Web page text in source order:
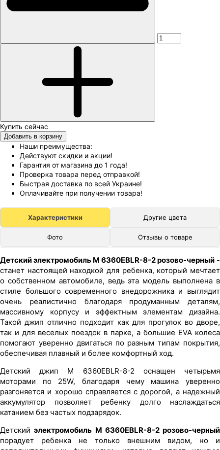
Добавить в корзину
Наши преимущества:
Действуют скидки и акции!
Гарантия от магазина до 1 года!
Проверка товара перед отправкой!
Быстрая доставка по всей Украине!
Оплачивайте при получении товара!
Характеристики Другие цвета
Фото Отзывы о товаре
Детский электромобиль M 6360EBLR-8-2 розово-черный -
станет настоящей находкой для ребенка, который мечтает
о собственном автомобиле, ведь эта модель выполнена в
стиле большого современного внедорожника и выглядит
очень реалистично благодаря продуманным деталям,
массивному корпусу и эффектным элементам дизайна.
Такой джип отлично подходит как для прогулок во дворе,
так и для веселых поездок в парке, а большие EVA колеса
помогают уверенно двигаться по разным типам покрытия,
обеспечивая плавный и более комфортный ход.
Детский джип M 6360EBLR-8-2 оснащен четырьмя
моторами по 25W, благодаря чему машина уверенно
разгоняется и хорошо справляется с дорогой, а надежный
аккумулятор позволяет ребенку долго наслаждаться
катанием без частых подзарядок.
Детскийэлектромобиль M 6360EBLR-8-2 розово-черный
порадует ребенка не только внешним видом, но и